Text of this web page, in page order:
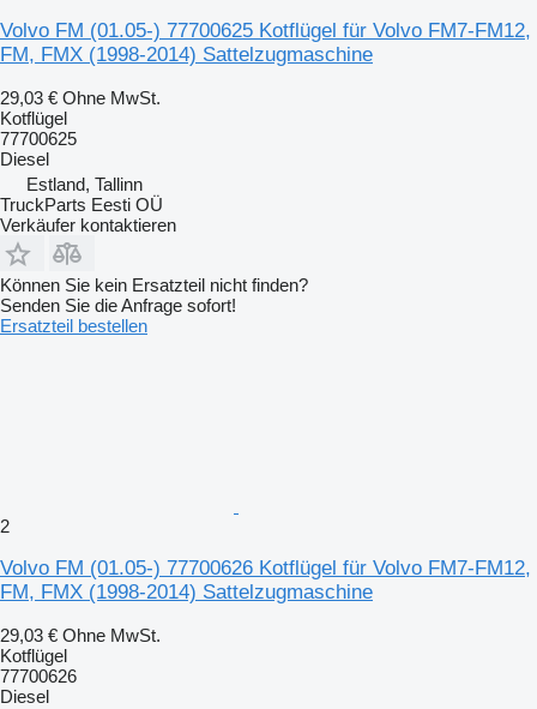
Volvo FM (01.05-) 77700625 Kotflügel für Volvo FM7-FM12,
FM, FMX (1998-2014) Sattelzugmaschine
29,03 € Ohne MwSt.
Kotflügel
77700625
Diesel
Estland, Tallinn
TruckParts Eesti OÜ
Verkäufer kontaktieren
Können Sie kein Ersatzteil nicht finden?
Senden Sie die Anfrage sofort!
Ersatzteil bestellen
2
Volvo FM (01.05-) 77700626 Kotflügel für Volvo FM7-FM12,
FM, FMX (1998-2014) Sattelzugmaschine
29,03 € Ohne MwSt.
Kotflügel
77700626
Diesel